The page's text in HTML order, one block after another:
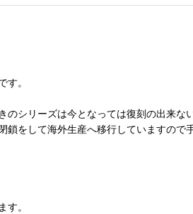
。
シリーズは今となっては復刻の出来な
をして海外生産へ移行していますので
。